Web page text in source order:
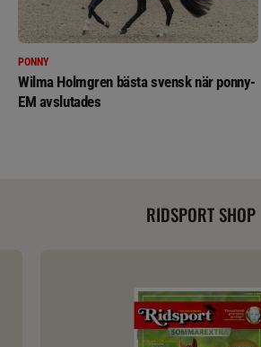
PONNY
Wilma Holmgren bästa svensk när ponny-
EM avslutades
RIDSPORT SHOP